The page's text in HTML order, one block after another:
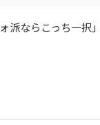
派ならこっち一択